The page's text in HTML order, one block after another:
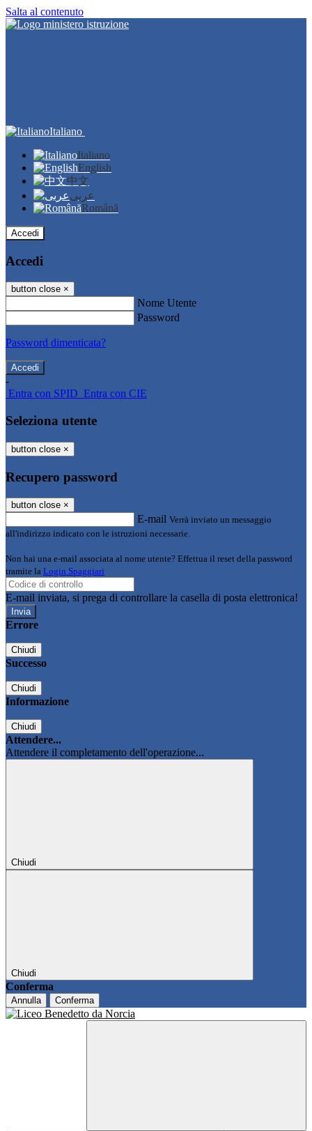
Salta al contenuto
Italiano
Italiano
English
中文
عربى
Română
Accedi
Accedi
button close ×
Nome Utente
Password
Password dimenticata?
-
Entra con SPID Entra con CIE
Seleziona utente
button close ×
Recupero password
button close ×
E-mail Verrà inviato un messaggio
all'indirizzo indicato con le istruzioni necessarie.
Non hai una e-mail associata al nome utente? Effettua il reset della password
tramite la Login Spaggiari
E-mail inviata, si prega di controllare la casella di posta elettronica!
Errore
Chiudi
Successo
Chiudi
Informazione
Chiudi
Attendere...
Attendere il completamento dell'operazione...
Chiudi
Chiudi
Conferma
Annulla Conferma